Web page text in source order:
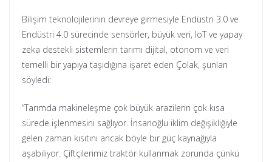
Bilişim teknolojilerinin devreye girmesiyle Endüstri 3.0 ve
Endüstri 4.0 sürecinde sensörler, büyük veri, IoT ve yapay
zeka destekli sistemlerin tarımı dijital, otonom ve veri
temelli bir yapıya taşıdığına işaret eden Çolak, şunları
söyledi:
“Tarımda makineleşme çok büyük arazilerin çok kısa
sürede işlenmesini sağlıyor. İnsanoğlu iklim değişikliğiyle
gelen zaman kısıtını ancak böyle bir güç kaynağıyla
aşabiliyor. Çiftçilerimiz traktör kullanmak zorunda çünkü